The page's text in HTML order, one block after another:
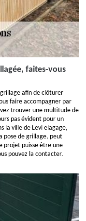
faites-vous
afin de clôturer
faire accompagner par
trouver une multitude de
pas évident pour un
la ville de Levi elagage,
pose de grillage, peut
projet puisse être une
pouvez la contacter.